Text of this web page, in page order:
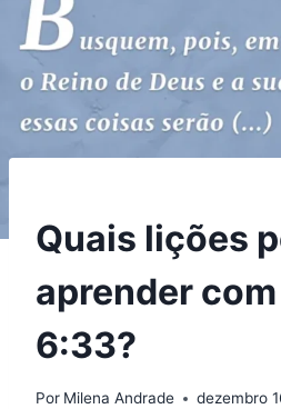
Quais lições
aprender
6:33?
Por Milena Andrade dezembro